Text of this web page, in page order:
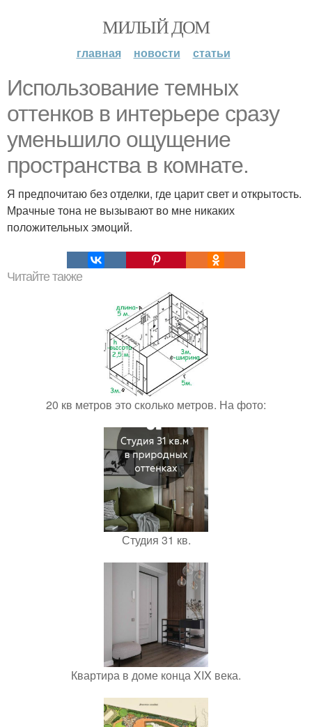
МИЛЫЙ ДОМ
главная новости статьи
Использование темных
оттенков в интерьере сразу
уменьшило ощущение
пространства в комнате.
Я предпочитаю без отделки, где царит свет и открытость.
Мрачные тона не вызывают во мне никаких
положительных эмоций.
Читайте также
20 кв метров это сколько метров. На фото:
Студия 31 кв.
Квартира в доме конца XIX века.